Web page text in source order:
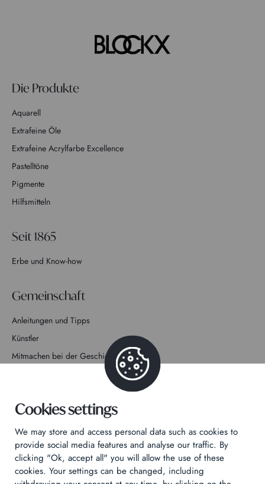
Die Produkte
Aquarell
Extrafeine Öle
Extrafeine Acrylfarbe Excellence
Pastelltöne
Pigmente
Hilfsmitteln
Seit 1865
Erbe und Know-how
Gemeinschaft
Anleitungen und Tipps
Künstler
Mitmachen bei der Geschichte
Datenschutzrichtlinie
Rechtliche Hinweise
Cookies settings
We may store and access personal data such as cookies to
provide social media features and analyse our traffic. By
clicking "Ok, accept all" you will allow the use of these
cookies. Your settings can be changed, including